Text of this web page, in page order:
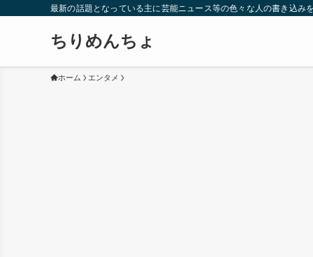
最新の話題となっている主に芸能ニュース等の色々な人の書き込
ちりめんちょ
ホーム エンタメ